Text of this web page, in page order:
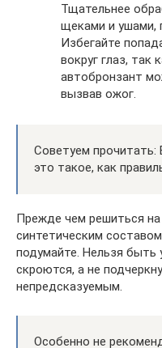
Тщательнее
щеками и ушами,
Избегайте
вокруг глаз, так
автобронзант
вызвав ожог.
Советуем прочитать:
это такое, как
Прежде чем решиться
синтетическим
подумайте. Нельзя
скроются, а не
непредсказуемым.
Особенно не